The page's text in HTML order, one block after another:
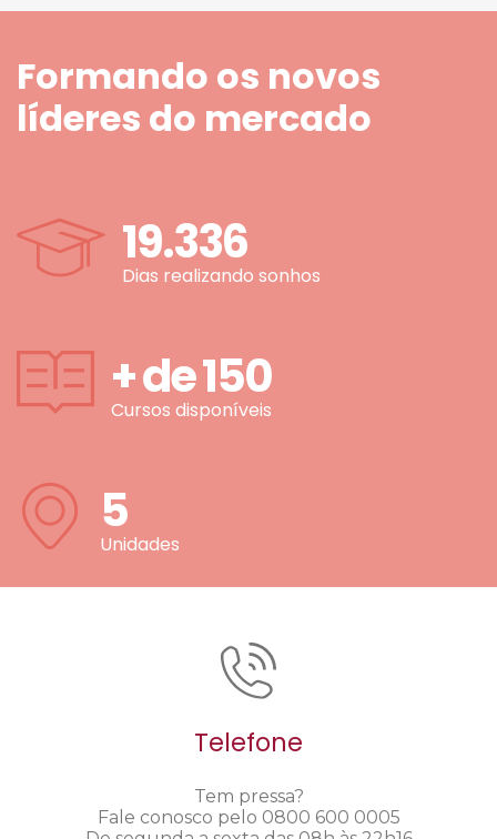
Formando os novos
líderes do mercado
19.336
Dias realizando sonhos
+ de150
Cursos disponíveis
5
Unidades
Telefone
Tem pressa?
Fale conosco pelo 0800 600 0005